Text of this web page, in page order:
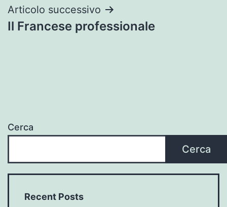
Navigazione
articoli
Articolo successivo
Il Francese professionale
Cerca
Cerca
Recent Posts